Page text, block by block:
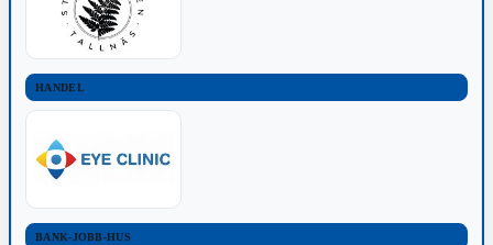
HANDEL
BANK-JOBB-HUS